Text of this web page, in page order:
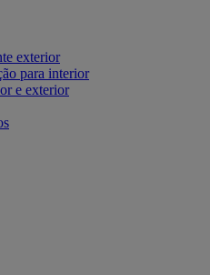
exterior
para interior
e exterior